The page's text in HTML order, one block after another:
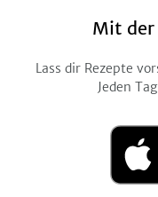
Mit der
Lass dir Rezepte
Jeden
Laden
im
App